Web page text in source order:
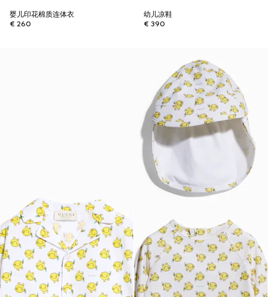
婴儿印花棉质连体衣
€ 260
幼儿凉鞋
€ 390